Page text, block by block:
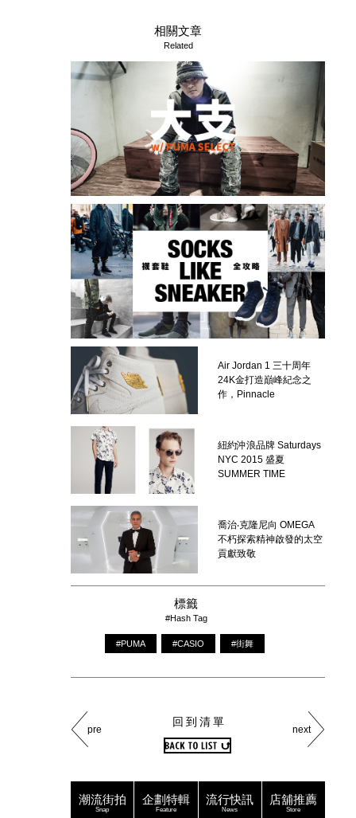
相關文章
Related
Air Jordan 1 三十周年
24K金打造巔峰紀念之
作，Pinnacle
紐約沖浪品牌 Saturdays
NYC 2015 盛夏
SUMMER TIME
喬治‧克隆尼向 OMEGA
不朽探索精神啟發的太空
貢獻致敬
標籤
#Hash Tag
#PUMA #CASIO #街舞
pre next
回到清單
潮流街拍
Snap
企劃特輯
Feature
流行快訊
News
店舖推薦
Store